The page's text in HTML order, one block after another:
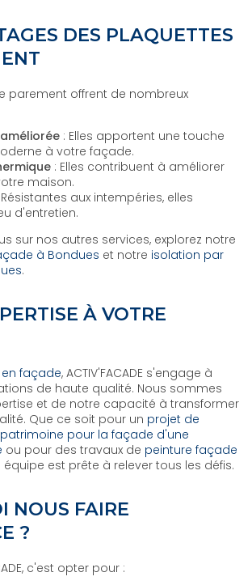
DES PLAQUETTES
parement offrent de nombreux
: Elles apportent une touche
à votre façade.
: Elles contribuent à améliorer
maison.
Résistantes aux intempéries, elles
d'entretien.
sur nos autres services, explorez notre
à Bondues et notre isolation par
.
À VOTRE
en façade, ACTIV'FACADE s'engage à
de haute qualité. Nous sommes
et de notre capacité à transformer
Que ce soit pour un projet de
pour la façade d'une
ou pour des travaux de peinture façade
équipe est prête à relever tous les défis.
NOUS FAIRE
?
c'est opter pour :